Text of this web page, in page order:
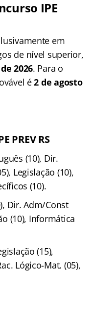
IPE
em
de nível superior,
2026. Para o
é2 de agosto
PREV RS
(10), Dir.
Legislação (10),
(10).
Dir. Adm/Const
(10), Informática
(15),
Lógico-Mat. (05),